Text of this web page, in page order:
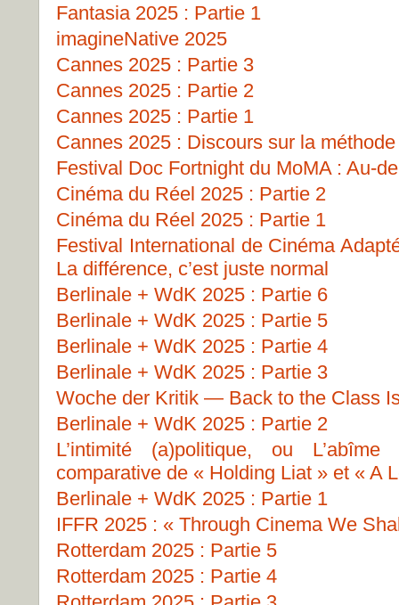
Fantasia 2025 : Partie 1
imagineNative 2025
Cannes 2025 : Partie 3
Cannes 2025 : Partie 2
Cannes 2025 : Partie 1
Cannes 2025 : Discours sur la méthode
Festival Doc Fortnight du MoMA : Au-
Cinéma du Réel 2025 : Partie 2
Cinéma du Réel 2025 : Partie 1
Festival International de Cinéma
La différence, c’est juste normal
Berlinale + WdK 2025 : Partie 6
Berlinale + WdK 2025 : Partie 5
Berlinale + WdK 2025 : Partie 4
Berlinale + WdK 2025 : Partie 3
Woche der Kritik — Back to the Class
Berlinale + WdK 2025 : Partie 2
L’intimité (a)politique, ou
comparative de « Holding Liat » et « A
Berlinale + WdK 2025 : Partie 1
IFFR 2025 : « Through Cinema We
Rotterdam 2025 : Partie 5
Rotterdam 2025 : Partie 4